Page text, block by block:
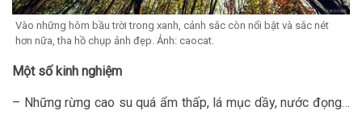
Vào những hôm bầu trời trong xanh, cảnh sắc còn nổi bật và sắc nét
hơn nữa, tha hồ chụp ảnh đẹp. Ảnh: caocat.
Một số kinh nghiệm
– Những rừng cao su quá ẩm thấp, lá mục dầy, nước đọng…